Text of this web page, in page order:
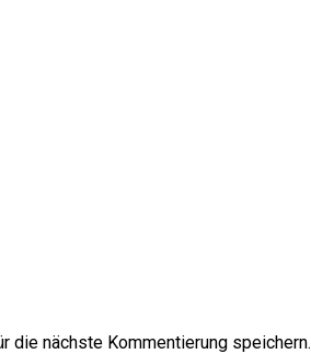
die nächste Kommentierung speichern.